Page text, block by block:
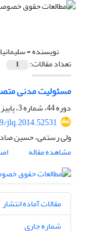
نویسنده =
تعداد مقالات: 1
مسئولیت مدنی
دوره 44، شماره 3، پاییز 1393، صفحه
jlq.2014.52531
ولی رستمی، حسین
مشاهده مقاله
مقالات آماده انتشار
شماره جاری